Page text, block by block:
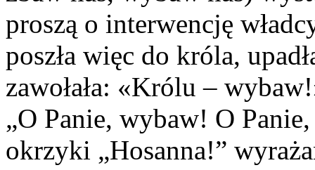
proszą o interwencję
poszła więc do króla,
zawołała: «Królu –
„O Panie, wybaw! O
okrzyki „Hosanna!”